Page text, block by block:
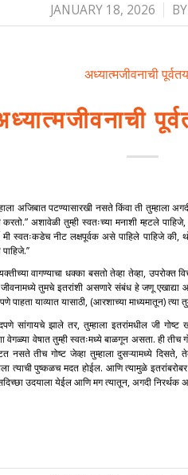
JANUARY 18, 2026
/
अध्यात्मजीवनाची
अजिबात पटण्यासारखी नसते किंवा ती तुम्हाला
अशावेळी तुम्ही स्वतःच्या मनाशी म्हटले
स्वतःकडेच नीट लक्षपूर्वक असे पाहिले पाहिजे की,
वागण्याचा धक्का बसतो तेव्हा तेव्हा, उपरोक्त
तुमचे इतरांशी असणारे संबंध हे जणू एखाद्या
याव्यात यासाठी, (आरशाच्या माध्यमातून)
सांगायचे झाले तर, तुम्हाला इतरांमधील जी
वेषात तुम्ही स्वतःमध्ये बाळगून असता. ही
नसते तीच गोष्ट जेव्हा तुम्हाला दुसऱ्यामध्ये
त्याची पुष्कळच मदत होईल. आणि त्यामुळे
उदयाला येईल आणि मग त्यातून, अगदी निरर्थक